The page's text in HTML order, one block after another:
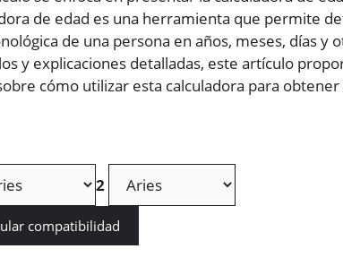
de edad es una herramienta que permite
de una persona en años, meses, días y
y explicaciones detalladas, este artículo
cómo utilizar esta calculadora para
2
compatibilidad